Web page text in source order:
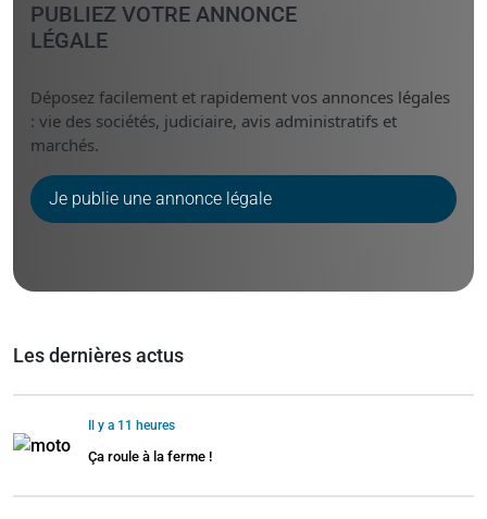
PUBLIEZ VOTRE ANNONCE
LÉGALE
Déposez facilement et rapidement vos annonces légales
: vie des sociétés, judiciaire, avis administratifs et
marchés.
Je publie une annonce légale
Les dernières actus
Il y a 11 heures
Ça roule à la ferme !